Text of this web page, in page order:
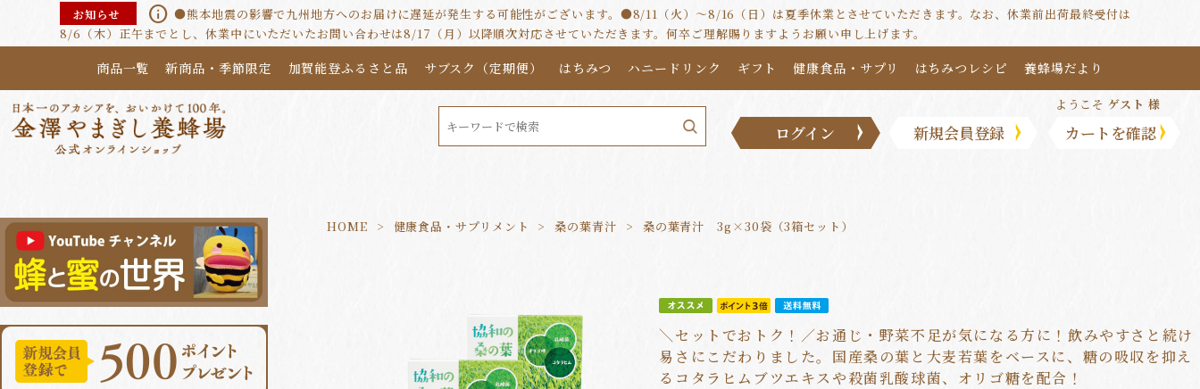
お知らせ info ●熊本地震の影響で九州地方へのお届けに遅延が発生する可能性がございます。●8/11（火）～8/16（日）は夏季休業とさせていただきます。なお、休業前出荷最終受付は
8/6（木）正午までとし、休業中にいただいたお問い合わせは8/17（月）以降順次対応させていただきます。何卒ご理解賜りますようお願い申し上げます。
商品一覧 新商品・季節限定 加賀能登ふるさと品 サブスク（定期便） はちみつ ハニードリンク ギフト 健康食品・サプリ はちみつレシピ 養蜂場だより
ようこそゲスト 様
ログイン 新規会員登録 カートを確認
HOME 健康食品・サプリメント 桑の葉青汁 桑の葉青汁 3g×30袋（3箱セット）
＼セットでおトク！／お通じ・野菜不足が気になる方に！飲みやすさと続け
易さにこだわりました。国産桑の葉と大麦若葉をベースに、糖の吸収を抑え
るコタラヒムブツエキスや殺菌乳酸球菌、オリゴ糖を配合！